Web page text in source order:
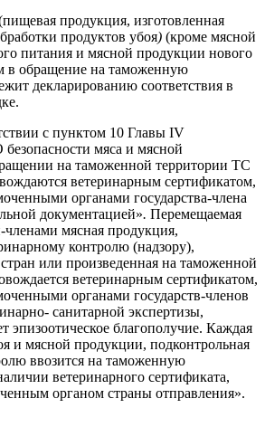
продукция, изготовленная
продуктов убоя) (кроме мясной
питания и мясной продукции нового
в обращение на таможенную
декларированию соответствия в
с пунктом 10 Главы IV
мяса и мясной
на таможенной территории ТС
ветеринарным сертификатом,
органами государства-члена
документацией». Перемещаемая
членами мясная продукция,
контролю (надзору),
стран или произведенная на таможенной
ветеринарным сертификатом,
органами государств-членов
санитарной экспертизы,
эпизоотическое благополучие. Каждая
и мясной продукции, подконтрольная
ввозится на таможенную
ветеринарного сертификата,
органом страны отправления».